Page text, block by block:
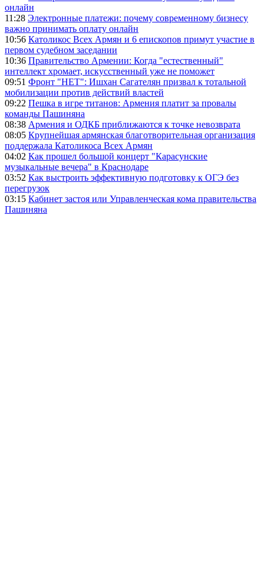
онлайн
11:28 Электронные платежи: почему современному бизнесу
важно принимать оплату онлайн
10:56 Католикос Всех Армян и 6 епископов примут участие в
первом судебном заседании
10:36 Правительство Армении: Когда "естественный"
интеллект хромает, искусственный уже не поможет
09:51 Фронт "НЕТ": Ишхан Сагателян призвал к тотальной
мобилизации против действий властей
09:22 Пешка в игре титанов: Армения платит за провалы
команды Пашиняна
08:38 Армения и ОДКБ приближаются к точке невозврата
08:05 Крупнейшая армянская благотворительная организация
поддержала Католикоса Всех Армян
04:02 Как прошел большой концерт "Карасунские
музыкальные вечера" в Краснодаре
03:52 Как выстроить эффективную подготовку к ОГЭ без
перегрузок
03:15 Кабинет застоя или Управленческая кома правительства
Пашиняна